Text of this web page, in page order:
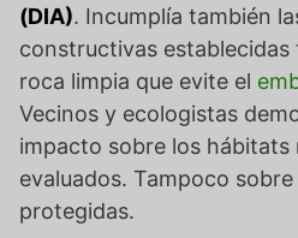
(DIA). Incumplía también
constructivas
roca limpia que evite el
Vecinos y ecologistas
impacto sobre los hábitats
evaluados. Tampoco
protegidas.